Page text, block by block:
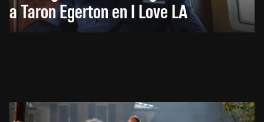
a Taron Egerton en I Love LA